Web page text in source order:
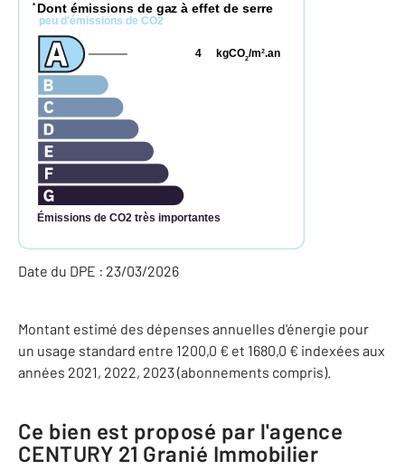
* Dont émissions de gaz à effet de serre
peu d'émissions de CO2
Émissions de CO2 très importantes
kgCO2/m2.an
4
Date du DPE : 23/03/2026
Montant estimé des dépenses annuelles d'énergie pour
un usage standard entre 1200,0 € et 1680,0 € indexées aux
années 2021, 2022, 2023 (abonnements compris).
Ce bien est proposé par l'agence
CENTURY 21 Granié Immobilier